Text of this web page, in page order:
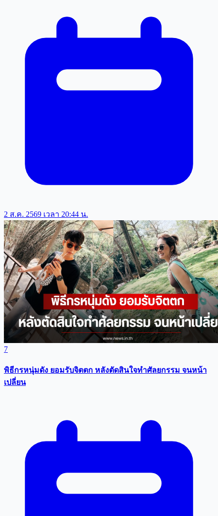
2 ส.ค. 2569 เวลา 20:44 น.
7
พิธีกรหนุ่มดัง ยอมรับจิตตก หลังตัดสินใจทำศัลยกรรม จนหน้า
เปลี่ยน